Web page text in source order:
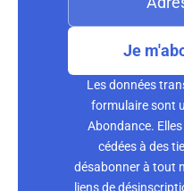
Je
Les données
formulaire sont
Abondance.
cédées à des
désabonner à tout
liens de